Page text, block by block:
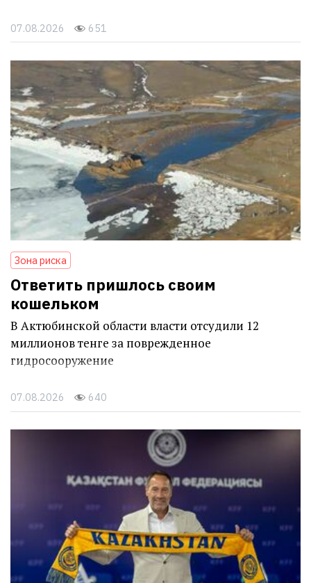
07.08.2026 651
Зона риска
Ответить пришлось своим
кошельком
В Актюбинской области власти отсудили 12
миллионов тенге за поврежденное
гидросооружение
07.08.2026 640